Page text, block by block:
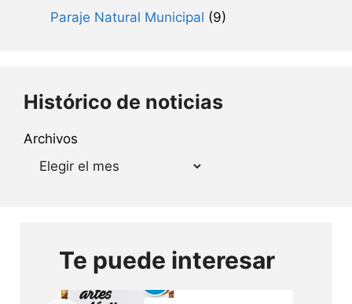
Paraje Natural Municipal (9)
Histórico de noticias
Archivos
Te puede interesar